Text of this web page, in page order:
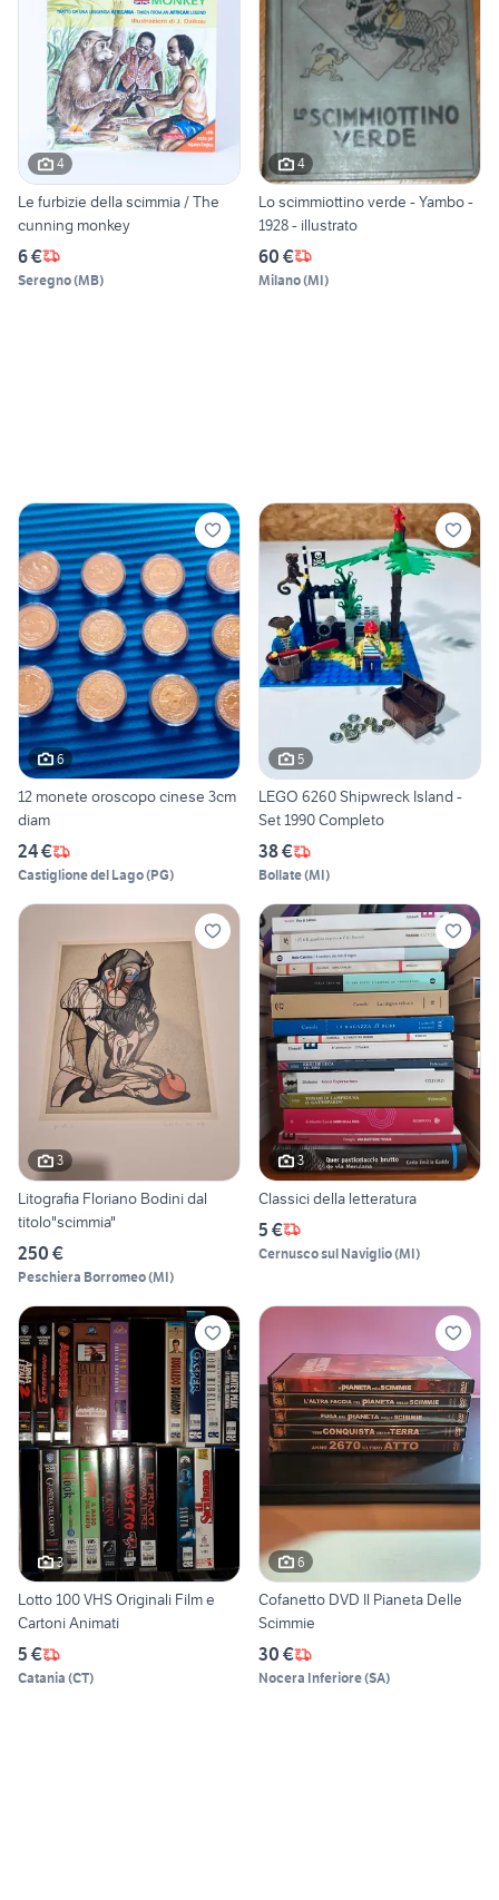
4
Le furbizie della scimmia / The
cunning monkey
6 €
Seregno(MB)
4
Lo scimmiottino verde - Yambo -
1928 - illustrato
60 €
Milano(MI)
6
12 monete oroscopo cinese 3cm
diam
24 €
Castiglione del Lago(PG)
5
LEGO 6260 Shipwreck Island -
Set 1990 Completo
38 €
Bollate(MI)
3
Litografia Floriano Bodini dal
titolo"scimmia"
250 €
Peschiera Borromeo(MI)
3
Classici della letteratura
5 €
Cernusco sul Naviglio(MI)
3
Lotto 100 VHS Originali Film e
Cartoni Animati
5 €
Catania (CT)
6
Cofanetto DVD Il Pianeta Delle
Scimmie
30 €
Nocera Inferiore(SA)